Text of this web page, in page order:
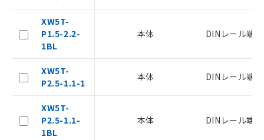
XW5T-
P1.5-2.2-
1BL
本体 DINレール端
XW5T-
P2.5-1.1-1
本体 DINレール端
XW5T-
P2.5-1.1-
1BL
本体 DINレール端
記
号
○
△ 一定数には満たないが在庫あり
－
在庫なし(最新の在庫状況につ
記載している更新日時点での社内デー
覧された時点での実際の在庫および標
了承ください。
正式な納期状況および標準価格はお客
様のお取引先、またはお客様担当のオ
ムロン制御機器販売店・当社販売員に
オムロン制御機器販売店や当社販売拠